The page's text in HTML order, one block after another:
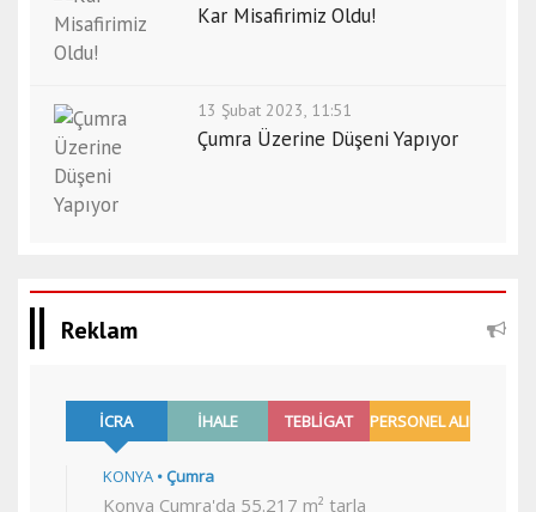
Kar Misafirimiz Oldu!
13 Şubat 2023, 11:51
Çumra Üzerine Düşeni Yapıyor
Reklam